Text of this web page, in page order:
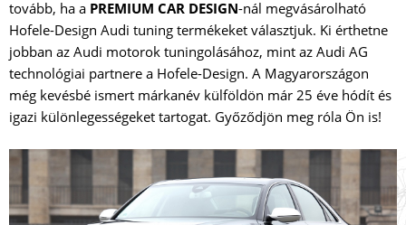
tovább, ha a PREMIUM CAR DESIGN-nál megvásárolható
Hofele-Design Audi tuning termékeket választjuk. Ki érthetne
jobban az Audi motorok tuningolásához, mint az Audi AG
technológiai partnere a Hofele-Design. A Magyarországon
még kevésbé ismert márkanév külföldön már 25 éve hódít és
igazi különlegességeket tartogat. Győződjön meg róla Ön is!